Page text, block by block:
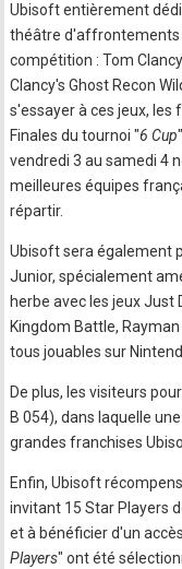
Ubisoft entièrement
théâtre d'affrontements
compétition : Tom
Clancy's Ghost Recon
s'essayer à ces jeux,
Finales du tournoi "6 Cup
vendredi 3 au samedi 4
meilleures équipes
répartir.
Ubisoft sera également
Junior, spécialement
herbe avec les jeux Just
Kingdom Battle,
tous jouables sur
De plus, les visiteurs
B 054), dans laquelle
grandes franchises
Enfin, Ubisoft
invitant 15 Star Players
et à bénéficier d'un
Players" ont été